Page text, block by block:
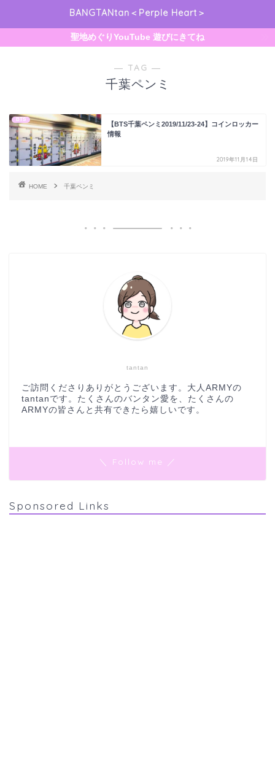
BANGTANtan＜Perple Heart＞
聖地めぐりYouTube 遊びにきてね
― TAG ―
千葉ペンミ
BTS
【BTS千葉ペンミ2019/11/23-24】コインロッカー
情報
2019年11月14日
HOME 千葉ペンミ
tantan
ご訪問くださりありがとうございます。大人ARMYの
tantanです。たくさんのバンタン愛を、たくさんの
ARMYの皆さんと共有できたら嬉しいです。
＼ Follow me ／
Sponsored Links